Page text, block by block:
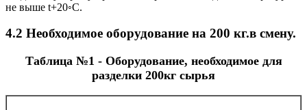
не выше t+20◦С.
4.2 Необходимое оборудование на 200 кг.в смену.
Таблица №1 - Оборудование, необходимое для
разделки 200кг сырья